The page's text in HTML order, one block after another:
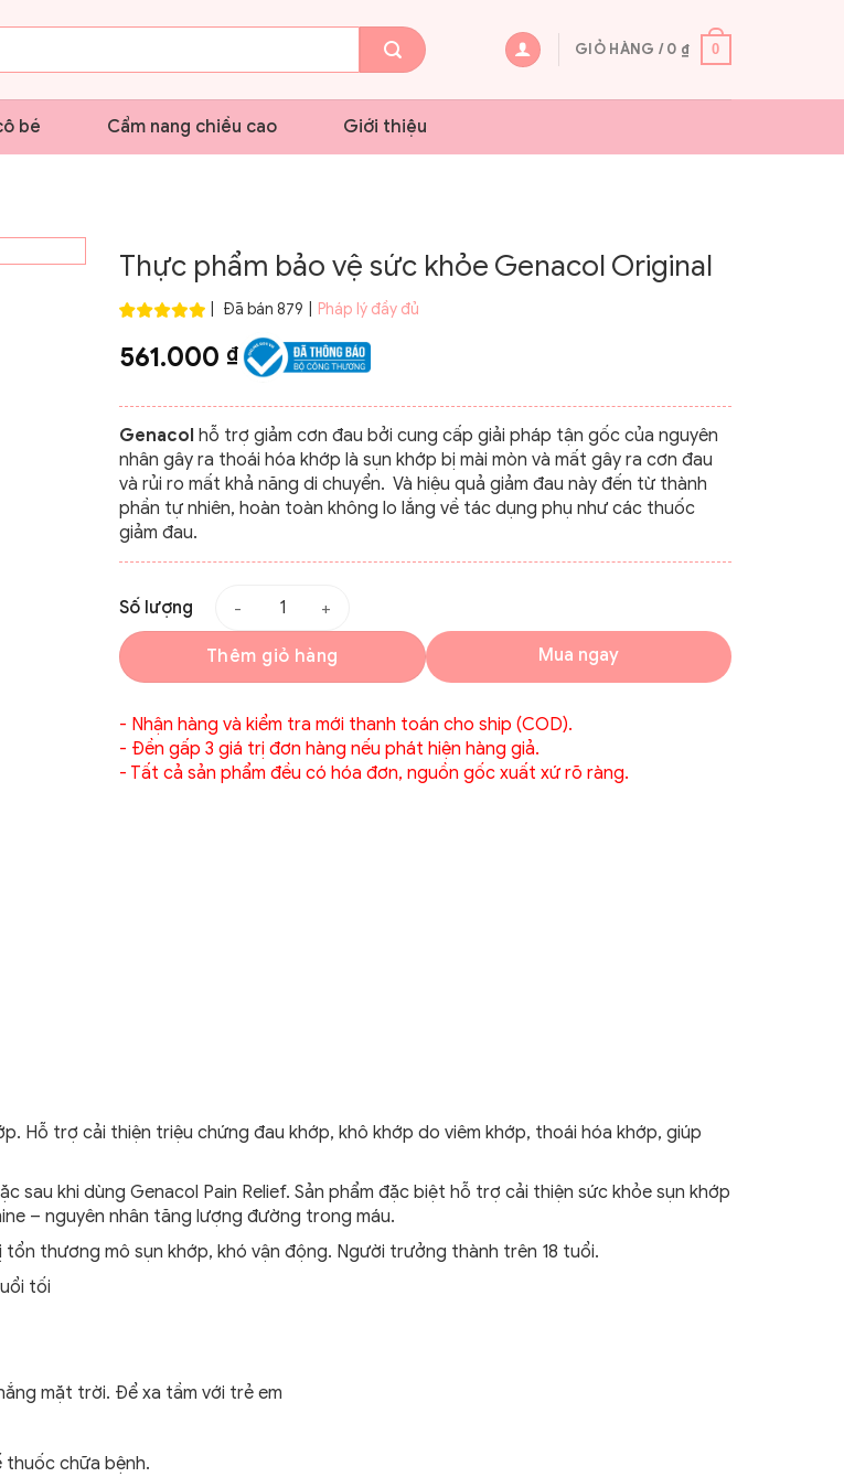
GIỎ HÀNG /0 ₫ 0
bé Cẩm nang chiều cao Giới thiệu
Thực phẩm bảo vệ sức khỏe Genacol Original
Đã bán 879 Pháp lý đầy đủ
561.000 ₫
Genacol hỗ trợ giảm cơn đau bởi cung cấp giải pháp tận gốc của nguyên
nhân gây ra thoái hóa khớp là sụn khớp bị mài mòn và mất gây ra cơn đau
và rủi ro mất khả năng di chuyển. Và hiệu quả giảm đau này đến từ thành
phần tự nhiên, hoàn toàn không lo lắng về tác dụng phụ như các thuốc
giảm đau.
Số lượng
Thêm giỏ hàng Mua ngay
- Nhận hàng và kiểm tra mới thanh toán cho ship (COD).
- Đền gấp 3 giá trị đơn hàng nếu phát hiện hàng giả.
- Tất cả sản phẩm đều có hóa đơn, nguồn gốc xuất xứ rõ ràng.
Hỗ trợ cải thiện triệu chứng đau khớp, khô khớp do viêm khớp, thoái hóa khớp, giúp
sau khi dùng Genacol Pain Relief. Sản phẩm đặc biệt hỗ trợ cải thiện sức khỏe sụn khớp
– nguyên nhân tăng lượng đường trong máu.
thương mô sụn khớp, khó vận động. Người trưởng thành trên 18 tuổi.
tối
mặt trời. Để xa tầm với trẻ em
thuốc chữa bệnh.